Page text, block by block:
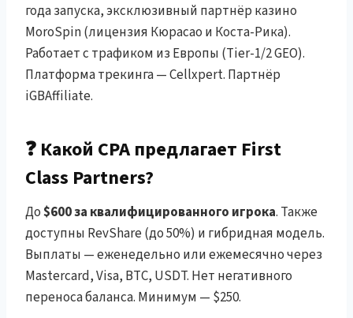
года запуска, эксклюзивный партнёр казино
MoroSpin (лицензия Кюрасао и Коста-Рика).
Работает с трафиком из Европы (Tier-1/2 GEO).
Платформа трекинга — Cellxpert. Партнёр
iGBAffiliate.
❓ Какой CPA предлагает First
Class Partners?
До$600 за квалифицированного игрока. Также
доступны RevShare (до 50%) и гибридная модель.
Выплаты — еженедельно или ежемесячно через
Mastercard, Visa, BTC, USDT. Нет негативного
переноса баланса. Минимум — $250.